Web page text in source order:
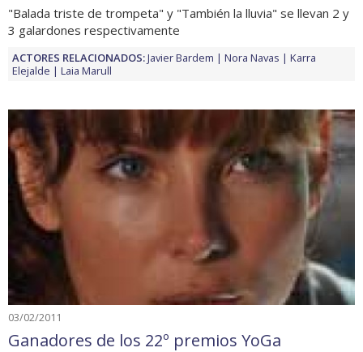
"Balada triste de trompeta" y "También la lluvia" se llevan 2 y
3 galardones respectivamente
ACTORES RELACIONADOS:Javier Bardem Nora Navas
Karra
Elejalde
Laia Marull
03/02/2011
Ganadores de los 22º premios YoGa